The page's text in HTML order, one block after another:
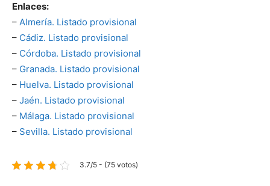
Enlaces:
– Almería. Listado provisional
– Cádiz. Listado provisional
– Córdoba. Listado provisional
– Granada. Listado provisional
– Huelva. Listado provisional
– Jaén. Listado provisional
– Málaga. Listado provisional
– Sevilla. Listado provisional
3.7/5 - (75 votos)